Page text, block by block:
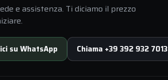
e assistenza. Ti diciamo il prezzo
su WhatsApp Chiama +39 392 932 7013